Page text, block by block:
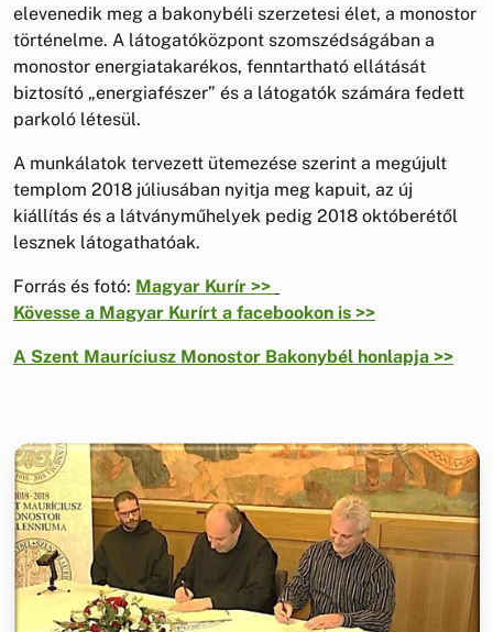
elevenedik meg a bakonybéli szerzetesi élet, a monostor
történelme. A látogatóközpont szomszédságában a
monostor energiatakarékos, fenntartható ellátását
biztosító „energiafészer” és a látogatók számára fedett
parkoló létesül.
A munkálatok tervezett ütemezése szerint a megújult
templom 2018 júliusában nyitja meg kapuit, az új
kiállítás és a látványműhelyek pedig 2018 októberétől
lesznek látogathatóak.
Forrás és fotó: Magyar Kurír >>
Kövesse a Magyar Kurírt a facebookon is >>
A Szent Mauríciusz Monostor Bakonybél honlapja >>